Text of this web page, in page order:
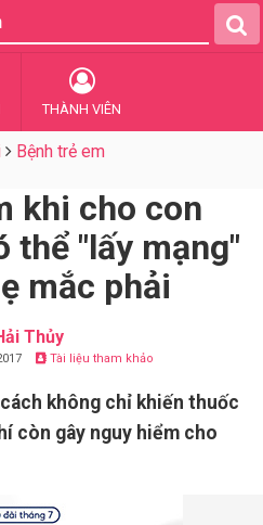
THÀNH VIÊN
Bệnh trẻ em
khi cho con
thể "lấy mạng"
mắc phải
Thủy
Tài liệu tham khảo
không chỉ khiến thuốc
còn gây nguy hiểm cho